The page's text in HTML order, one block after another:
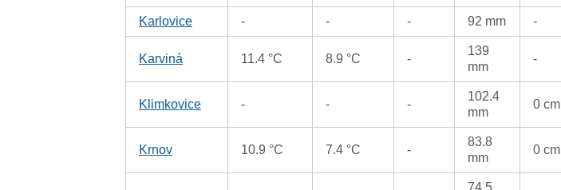
Karlovice - - - 92 mm -
Karviná 11.4 °C 8.9 °C -
139
mm
-
Klimkovice - - -
102.4
mm
0 cm
Krnov 10.9 °C 7.4 °C -
83.8
mm
0 cm
74.5